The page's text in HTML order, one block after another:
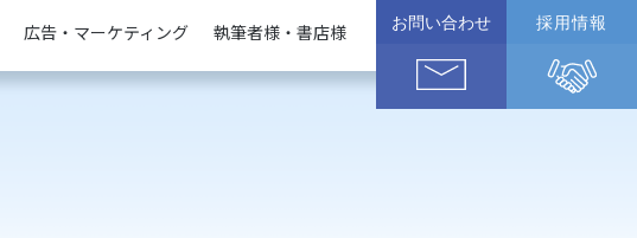
広告・マーケティング 執筆者様・書店様 お問い合わせ 採用情報